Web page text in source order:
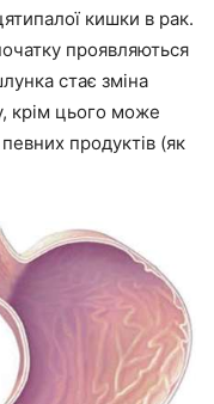
кишки в рак.
проявляються
стає зміна
крім цього може
продуктів (як